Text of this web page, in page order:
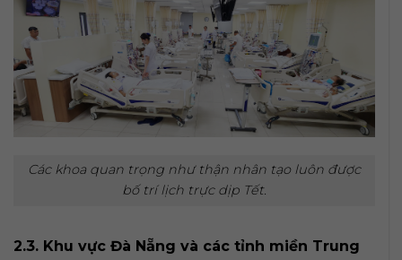
Các khoa quan trọng như thận nhân tạo luôn được
bố trí lịch trực dịp Tết.
2.3. Khu vực Đà Nẵng và các tỉnh miền Trung